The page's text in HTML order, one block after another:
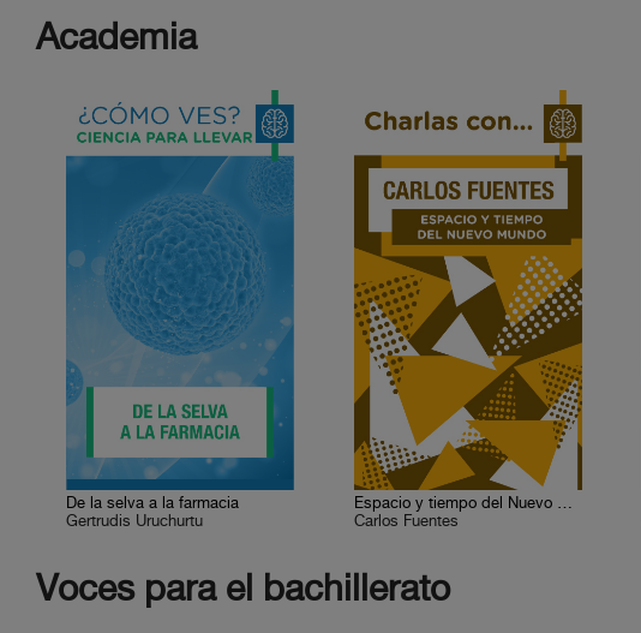
Academia
De la selva a la farmacia
Gertrudis Uruchurtu
Espacio y tiempo del Nuevo Mundo
Carlos Fuentes
Voces para el bachillerato